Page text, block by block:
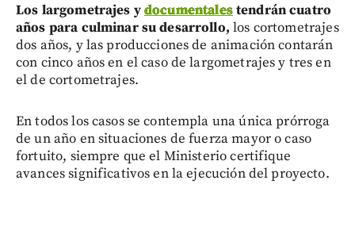
Los largometrajes ydocumentalestendrán cuatro
años para culminar su desarrollo, los cortometrajes
dos años, y las producciones de animación contarán
con cinco años en el caso de largometrajes y tres en
el de cortometrajes.
En todos los casos se contempla una única prórroga
de un año en situaciones de fuerza mayor o caso
fortuito, siempre que el Ministerio certifique
avances significativos en la ejecución del proyecto.